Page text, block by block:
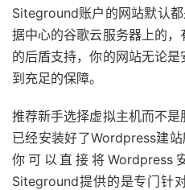
Siteground账户的网站默认
据中心的谷歌云服务器上的
的后盾支持，你的网站无论
到充足的保障。
推荐新手选择虚拟主机而不
已经安装好了Wordpress建站
你可以直接将Wordpress
Siteground提供的是专门针